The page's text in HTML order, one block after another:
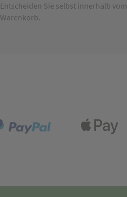
Entscheiden Sie selbst innerhalb vom
Warenkorb.